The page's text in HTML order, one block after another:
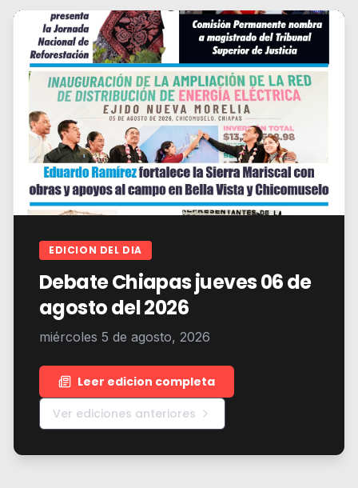
EDICION DEL DIA
Debate Chiapas jueves 06 de
agosto del 2026
miércoles 5 de agosto, 2026
Leer edicion completa
Ver ediciones anteriores